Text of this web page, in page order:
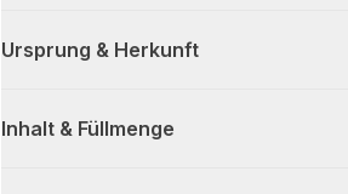
Ursprung & Herkunft
Inhalt & Füllmenge